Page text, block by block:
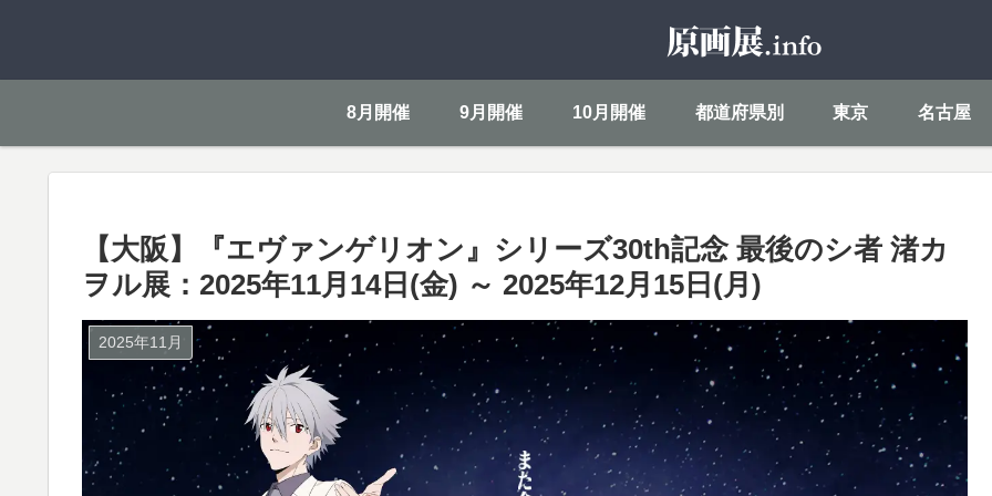
8月開催 9月開催 10月開催 都道府県別 東京 名古屋
【大阪】『エヴァンゲリオン』シリーズ30th記念 最後のシ者 渚カ
ヲル展：2025年11月14日(金) ～ 2025年12月15日(月)
2025年11月